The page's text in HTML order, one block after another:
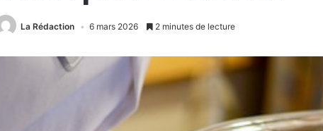
La Rédaction 6 mars 2026 2 minutes de lecture